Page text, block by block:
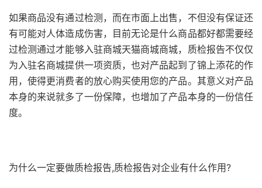
如果商品没有通过检测，而在市面上出售，不但没有保证还
有可能对人体造成伤害，目前无论是什么商品都好都需要经
过检测通过才能够入驻商城天猫商城商城，质检报告不仅仅
为入驻名商城提供一项资质，也对产品起到了锦上添花的作
用，使得更消费者的放心购买使用您的产品。其意义对产品
本身的来说就多了一份保障，也增加了产品本身的一份信任
度。
为什么一定要做质检报告,质检报告对企业有什么作用?